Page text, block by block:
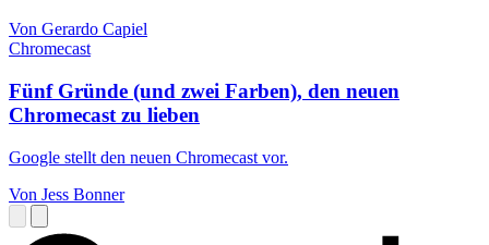
Von Gerardo Capiel
Chromecast
Fünf Gründe (und zwei Farben), den neuen
Chromecast zu lieben
Google stellt den neuen Chromecast vor.
Von Jess Bonner